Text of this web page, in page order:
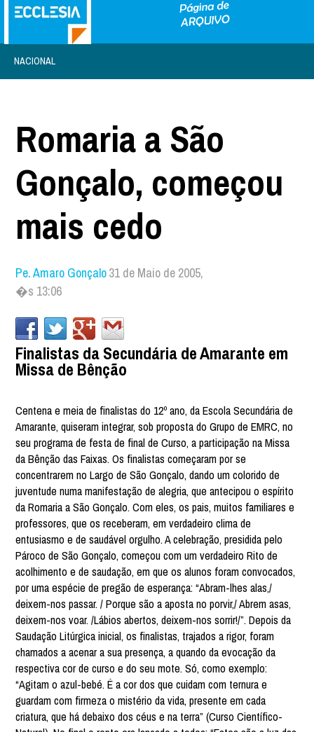
NACIONAL
Romaria a São
Gonçalo, começou
mais cedo
Pe. Amaro Gonçalo31 de Maio de 2005,
�s 13:06
Finalistas da Secundária de Amarante em
Missa de Bênção
Centena e meia de finalistas do 12º ano, da Escola Secundária de
Amarante, quiseram integrar, sob proposta do Grupo de EMRC, no
seu programa de festa de final de Curso, a participação na Missa
da Bênção das Faixas. Os finalistas começaram por se
concentrarem no Largo de São Gonçalo, dando um colorido de
juventude numa manifestação de alegria, que antecipou o espírito
da Romaria a São Gonçalo. Com eles, os pais, muitos familiares e
professores, que os receberam, em verdadeiro clima de
entusiasmo e de saudável orgulho. A celebração, presidida pelo
Pároco de São Gonçalo, começou com um verdadeiro Rito de
acolhimento e de saudação, em que os alunos foram convocados,
por uma espécie de pregão de esperança: “Abram-lhes alas,/
deixem-nos passar. / Porque são a aposta no porvir,/ Abrem asas,
deixem-nos voar. /Lábios abertos, deixem-nos sorrir!/”. Depois da
Saudação Litúrgica inicial, os finalistas, trajados a rigor, foram
chamados a acenar a sua presença, a quando da evocação da
respectiva cor de curso e do seu mote. Só, como exemplo:
“Agitam o azul-bebé. É a cor dos que cuidam com ternura e
guardam com firmeza o mistério da vida, presente em cada
criatura, que há debaixo dos céus e na terra” (Curso Científico-